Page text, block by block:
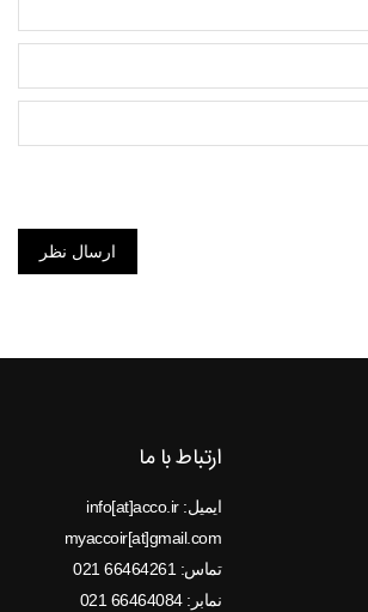
ارسال نظر
ارتباط با ما
ایمیل: info[at]acco.ir
myaccoir[at]gmail.com
تماس: 66464261 021
نمابر: 66464084 021